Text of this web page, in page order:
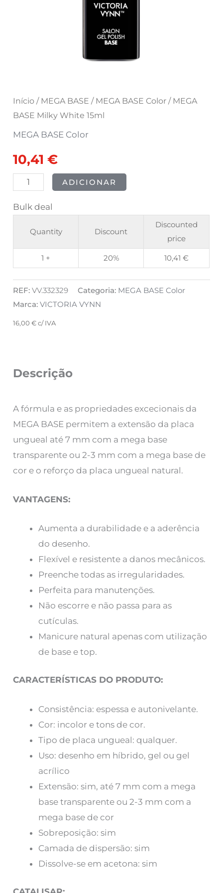
Início / MEGA BASE / MEGA BASE Color / MEGA
BASE Milky White 15ml
MEGA BASE Color
10,41€
ADICIONAR
Bulk deal
Quantity Discount
Discounted
price
1 + 20% 10,41€
REF:VV.332329 Categoria: MEGA BASE Color
Marca:VICTORIA VYNN
16,00€ c/ IVA
Descrição
A fórmula e as propriedades excecionais da
MEGA BASE permitem a extensão da placa
ungueal até 7 mm com a mega base
transparente ou 2-3 mm com a mega base de
cor e o reforço da placa ungueal natural.
VANTAGENS:
Aumenta a durabilidade e a aderência
do desenho.
Flexível e resistente a danos mecânicos.
Preenche todas as irregularidades.
Perfeita para manutenções.
Não escorre e não passa para as
cutículas.
Manicure natural apenas com utilização
de base e top.
CARACTERÍSTICAS DO PRODUTO:
Consistência: espessa e autonivelante.
Cor: incolor e tons de cor.
Tipo de placa ungueal: qualquer.
Uso: desenho em híbrido, gel ou gel
acrílico
Extensão: sim, até 7 mm com a mega
base transparente ou 2-3 mm com a
mega base de cor
Sobreposição: sim
Camada de dispersão: sim
Dissolve-se em acetona: sim